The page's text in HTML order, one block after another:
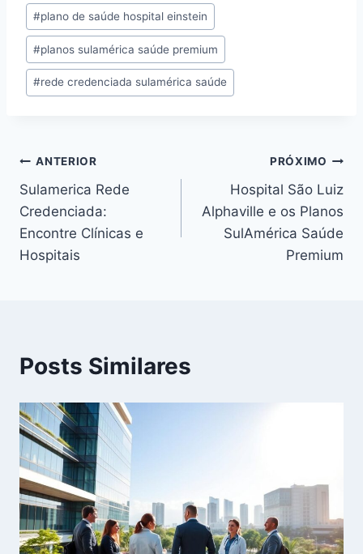
#plano de saúde hospital einstein
#planos sulamérica saúde premium
#rede credenciada sulamérica saúde
ANTERIOR
Sulamerica Rede
Credenciada:
Encontre Clínicas e
Hospitais
PRÓXIMO
Hospital São Luiz
Alphaville e os Planos
SulAmérica Saúde
Premium
Posts Similares